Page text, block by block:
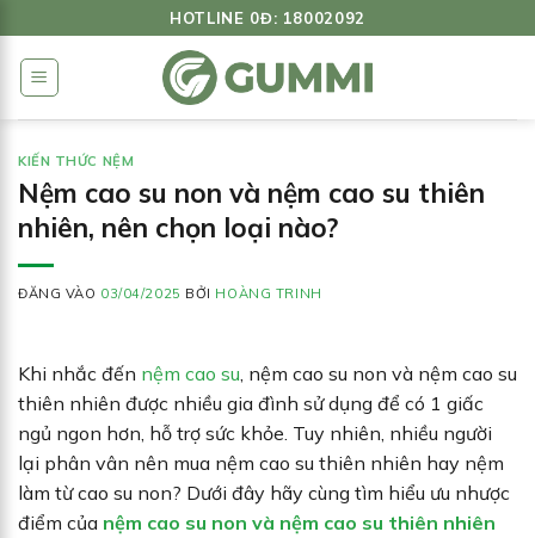
qua
dung
HOTLINE 0Đ: 18002092
KIẾN THỨC NỆM
Nệm cao su non và nệm cao su thiên
nhiên, nên chọn loại nào?
ĐĂNG VÀO 03/04/2025 BỞI HOÀNG TRINH
Khi nhắc đến nệm cao su , nệm cao su non và nệm cao su
thiên nhiên được nhiều gia đình sử dụng để có 1 giấc
ngủ ngon hơn, hỗ trợ sức khỏe. Tuy nhiên, nhiều người
lại phân vân nên mua nệm cao su thiên nhiên hay nệm
làm từ cao su non? Dưới đây hãy cùng tìm hiểu ưu nhược
điểm của nệm cao su non và nệm cao su thiên nhiên